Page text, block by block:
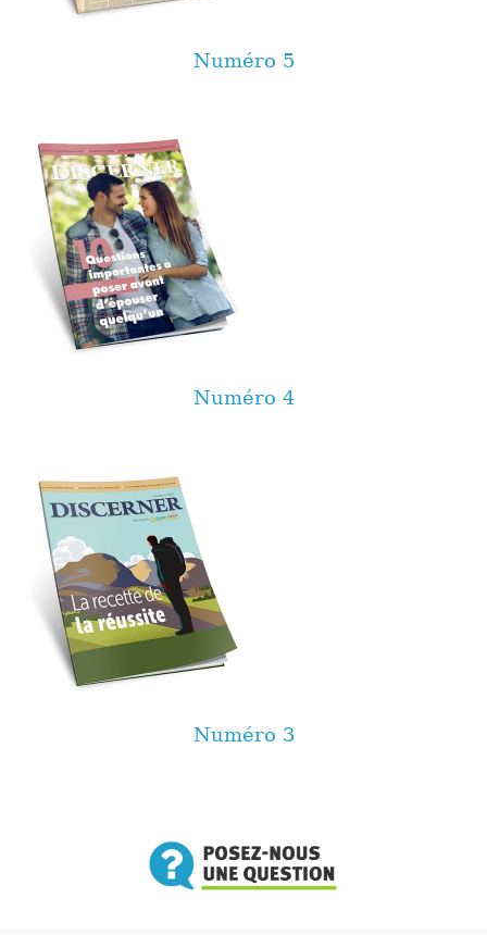
Numéro 5
Numéro 4
Numéro 3